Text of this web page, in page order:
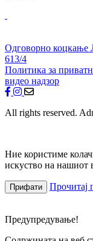
Одговорно коцкање
613/4
Политика за
видео надзор
All rights reserved.
Ние користиме
искуство на нашиот
Прифати Прочитај
Предупредување!